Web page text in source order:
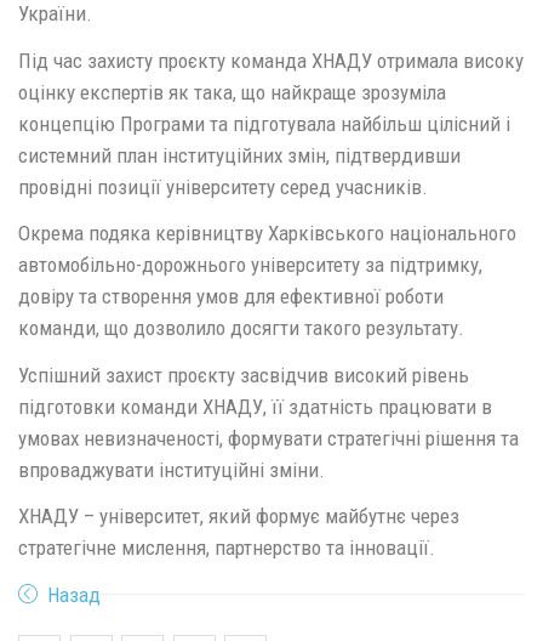
України.
Під час захисту проєкту команда ХНАДУ отримала високу
оцінку експертів як така, що найкраще зрозуміла
концепцію Програми та підготувала найбільш цілісний і
системний план інституційних змін, підтвердивши
провідні позиції університету серед учасників.
Окрема подяка керівництву Харківського національного
автомобільно-дорожнього університету за підтримку,
довіру та створення умов для ефективної роботи
команди, що дозволило досягти такого результату.
Успішний захист проєкту засвідчив високий рівень
підготовки команди ХНАДУ, її здатність працювати в
умовах невизначеності, формувати стратегічні рішення та
впроваджувати інституційні зміни.
ХНАДУ – університет, який формує майбутнє через
стратегічне мислення, партнерство та інновації.
Назад